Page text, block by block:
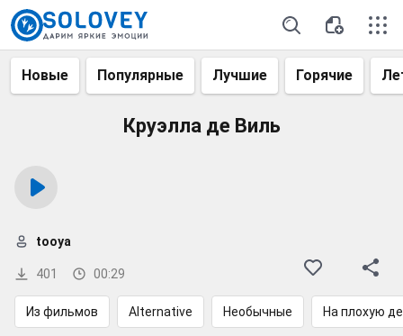
Новые Популярные Лучшие Горячие
Круэлла де Виль
401 00:29
tooya
Из фильмов Alternative Необычные На плохую